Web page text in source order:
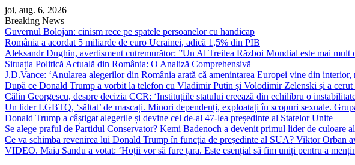
Skip
to
content
joi, aug. 6, 2026
Breaking News
Guvernul Bolojan: cinism rece pe spatele persoanelor cu handicap
România a acordat 5 miliarde de euro Ucrainei, adică 1,5% din PIB
Aleksandr Dughin, avertisment cutremurător: ”Un Al Treilea Război Mondial este mai
Situația Politică Actuală din România: O Analiză Comprehensivă
J.D.Vance: ‘Anularea alegerilor din România arată că amenințarea Europei vine din interior,
După ce Donald Trump a vorbit la telefon cu Vladimir Putin și Volodimir Zelenski și a
Călin Georgescu, despre decizia CCR: ‘Instituțiile statului creează din echilibru o
Un lider LGBTQ, ‘săltat’ de mascați. Minori dependenți, exploatați în scopuri sexuale.
Donald Trump a câștigat alegerile și devine cel de-al 47-lea președinte al Statelor Unite
Se alege praful de Partidul Conservator? Kemi Badenoch a devenit primul lider de
Ce va schimba revenirea lui Donald Trump în funcția de președinte al SUA? Viktor Orban
VIDEO. Maia Sandu a votat: ‘Hoții vor să fure țara. Este esențial să fim uniți pentru a